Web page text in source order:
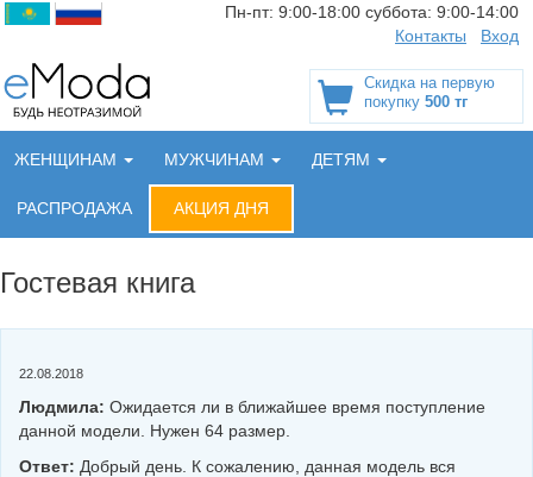
Пн-пт: 9:00-18:00 суббота: 9:00-14:00
Контакты
Вход
Скидка на первую
покупку 500 тг
ЖЕНЩИНАМ МУЖЧИНАМ ДЕТЯМ
РАСПРОДАЖА АКЦИЯ ДНЯ
Гостевая книга
22.08.2018
Людмила: Ожидается ли в ближайшее время поступление
данной модели. Нужен 64 размер.
Ответ: Добрый день. К сожалению, данная модель вся